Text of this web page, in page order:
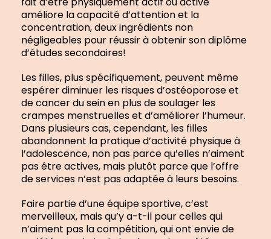
améliore la capacité d’attention et la
concentration, deux ingrédients non
négligeables pour réussir à obtenir son diplôme
d’études secondaires!
Les filles, plus spécifiquement, peuvent même
espérer diminuer les risques d’ostéoporose et
de cancer du sein en plus de soulager les
crampes menstruelles et d’améliorer l’humeur.
Dans plusieurs cas, cependant, les filles
abandonnent la pratique d’activité physique à
l’adolescence, non pas parce qu’elles n’aiment
pas être actives, mais plutôt parce que l’offre
de services n’est pas adaptée à leurs besoins.
Faire partie d’une équipe sportive, c’est
merveilleux, mais qu’y a-t-il pour celles qui
n’aiment pas la compétition, qui ont envie de